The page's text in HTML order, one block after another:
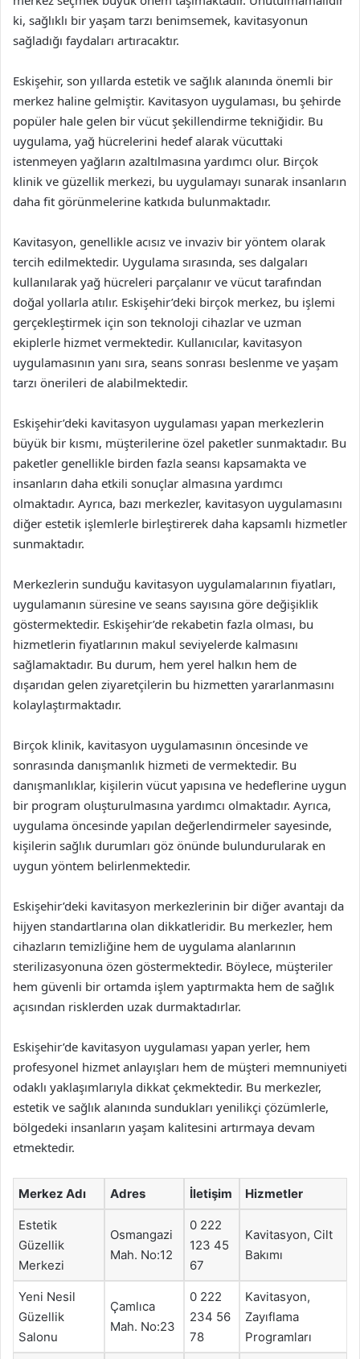
ki, sağlıklı bir yaşam tarzı benimsemek, kavitasyonun
sağladığı faydaları artıracaktır.
Eskişehir, son yıllarda estetik ve sağlık alanında önemli bir
merkez haline gelmiştir. Kavitasyon uygulaması, bu şehirde
popüler hale gelen bir vücut şekillendirme tekniğidir. Bu
uygulama, yağ hücrelerini hedef alarak vücuttaki
istenmeyen yağların azaltılmasına yardımcı olur. Birçok
klinik ve güzellik merkezi, bu uygulamayı sunarak insanların
daha fit görünmelerine katkıda bulunmaktadır.
Kavitasyon, genellikle acısız ve invaziv bir yöntem olarak
tercih edilmektedir. Uygulama sırasında, ses dalgaları
kullanılarak yağ hücreleri parçalanır ve vücut tarafından
doğal yollarla atılır. Eskişehir’deki birçok merkez, bu işlemi
gerçekleştirmek için son teknoloji cihazlar ve uzman
ekiplerle hizmet vermektedir. Kullanıcılar, kavitasyon
uygulamasının yanı sıra, seans sonrası beslenme ve yaşam
tarzı önerileri de alabilmektedir.
Eskişehir’deki kavitasyon uygulaması yapan merkezlerin
büyük bir kısmı, müşterilerine özel paketler sunmaktadır. Bu
paketler genellikle birden fazla seansı kapsamakta ve
insanların daha etkili sonuçlar almasına yardımcı
olmaktadır. Ayrıca, bazı merkezler, kavitasyon uygulamasını
diğer estetik işlemlerle birleştirerek daha kapsamlı hizmetler
sunmaktadır.
Merkezlerin sunduğu kavitasyon uygulamalarının fiyatları,
uygulamanın süresine ve seans sayısına göre değişiklik
göstermektedir. Eskişehir’de rekabetin fazla olması, bu
hizmetlerin fiyatlarının makul seviyelerde kalmasını
sağlamaktadır. Bu durum, hem yerel halkın hem de
dışarıdan gelen ziyaretçilerin bu hizmetten yararlanmasını
kolaylaştırmaktadır.
Birçok klinik, kavitasyon uygulamasının öncesinde ve
sonrasında danışmanlık hizmeti de vermektedir. Bu
danışmanlıklar, kişilerin vücut yapısına ve hedeflerine uygun
bir program oluşturulmasına yardımcı olmaktadır. Ayrıca,
uygulama öncesinde yapılan değerlendirmeler sayesinde,
kişilerin sağlık durumları göz önünde bulundurularak en
uygun yöntem belirlenmektedir.
Eskişehir’deki kavitasyon merkezlerinin bir diğer avantajı da
hijyen standartlarına olan dikkatleridir. Bu merkezler, hem
cihazların temizliğine hem de uygulama alanlarının
sterilizasyonuna özen göstermektedir. Böylece, müşteriler
hem güvenli bir ortamda işlem yaptırmakta hem de sağlık
açısından risklerden uzak durmaktadırlar.
Eskişehir’de kavitasyon uygulaması yapan yerler, hem
profesyonel hizmet anlayışları hem de müşteri memnuniyeti
odaklı yaklaşımlarıyla dikkat çekmektedir. Bu merkezler,
estetik ve sağlık alanında sundukları yenilikçi çözümlerle,
bölgedeki insanların yaşam kalitesini artırmaya devam
etmektedir.
Merkez Adı Adres İletişim Hizmetler
Estetik
Güzellik
Merkezi
Osmangazi
Mah. No:12
0 222
123 45
67
Kavitasyon, Cilt
Bakımı
Yeni Nesil
Güzellik
Salonu
Çamlıca
Mah. No:23
0 222
234 56
78
Kavitasyon,
Zayıflama
Programları